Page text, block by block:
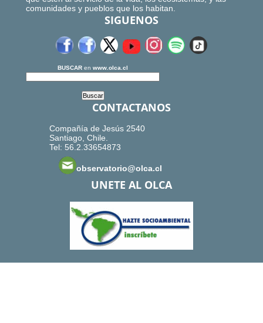
comunidades y pueblos que los habitan.
SIGUENOS
BUSCAR en www.olca.cl
CONTACTANOS
Compañía de Jesús 2540
Santiago, Chile.
Tel: 56.2.33654873
observatorio@olca.cl
UNETE AL OLCA